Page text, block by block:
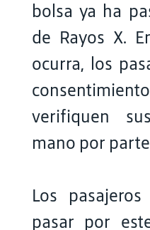
bolsa ya ha
de Rayos X.
ocurra, los
verifiquen
mano por
Los
pasar por